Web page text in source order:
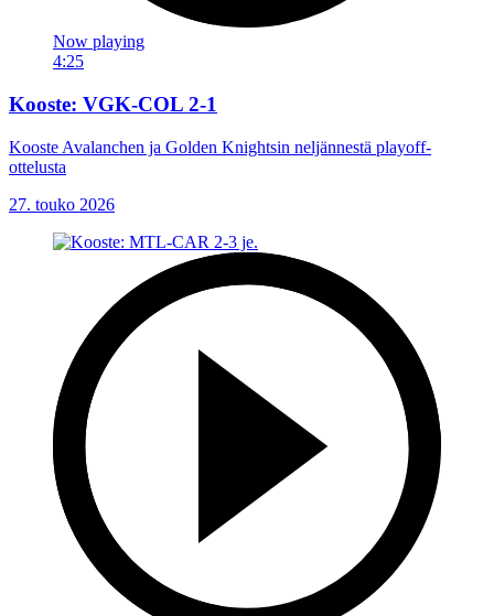
Now playing
4:25
Kooste: VGK-COL 2-1
Kooste Avalanchen ja Golden Knightsin neljännestä playoff-
ottelusta
27. touko 2026